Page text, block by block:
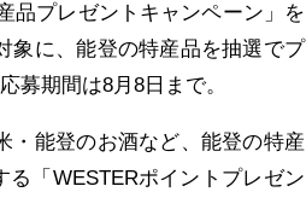
品プレゼントキャンペーン」を
象に、能登の特産品を抽選でプ
募期間は8月8日まで。
・能登のお酒など、能登の特産
「WESTERポイントプレゼン